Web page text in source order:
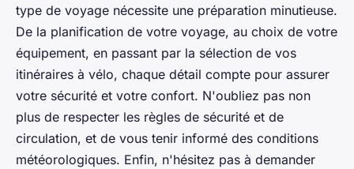
type de voyage nécessite une préparation minutieuse.
De la planification de votre voyage, au choix de votre
équipement, en passant par la sélection de vos
itinéraires à vélo, chaque détail compte pour assurer
votre sécurité et votre confort. N'oubliez pas non
plus de respecter les règles de sécurité et de
circulation, et de vous tenir informé des conditions
météorologiques. Enfin, n'hésitez pas à demander